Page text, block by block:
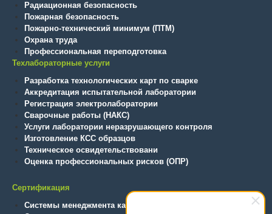
Радиационная безопасность
Пожарная безопасность
Пожарно-технический минимум (ПТМ)
Охрана труда
Профессиональная переподготовка
Техлабораторные услуги
Разработка технологических карт по сварке
Аккредитация испытательной лаборатории
Регистрация электролаборатории
Сварочные работы (НАКС)
Услуги лаборатории неразрушающего контроля
Изготовление КСС образцов
Техническое освидетельствовани
Оценка профессиональных рисков (ОПР)
Сертификация
Системы менеджмента качества